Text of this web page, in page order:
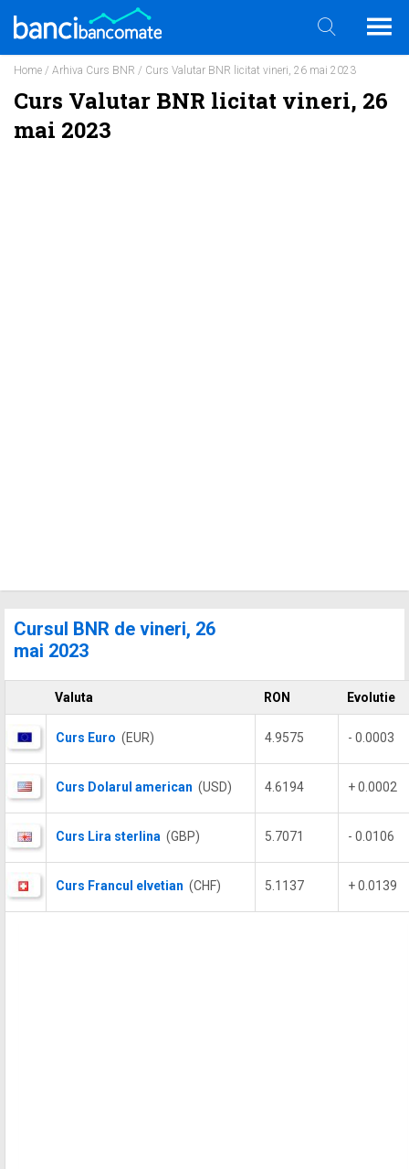
Home / Arhiva Curs BNR / Curs Valutar BNR licitat vineri, 26 mai 2023
Curs Valutar BNR licitat vineri, 26
mai 2023
Cursul BNR de vineri, 26
mai 2023
Valuta RON Evolutie
Curs Euro (EUR) 4.9575 - 0.0003
Curs Dolarul american (USD) 4.6194 + 0.0002
Curs Lira sterlina (GBP) 5.7071 - 0.0106
Curs Francul elvetian (CHF) 5.1137 + 0.0139